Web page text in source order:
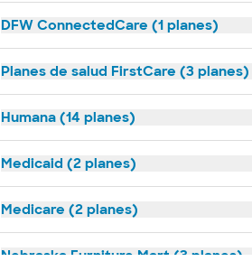
DFW ConnectedCare (1 planes)
Planes de salud FirstCare (3 planes)
Humana (14 planes)
Medicaid (2 planes)
Medicare (2 planes)
Nebraska Furniture Mart (3 planes)